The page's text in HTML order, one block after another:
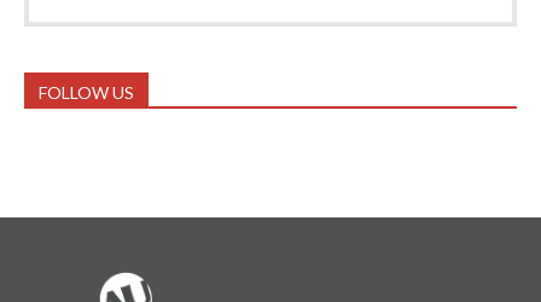
FOLLOW US